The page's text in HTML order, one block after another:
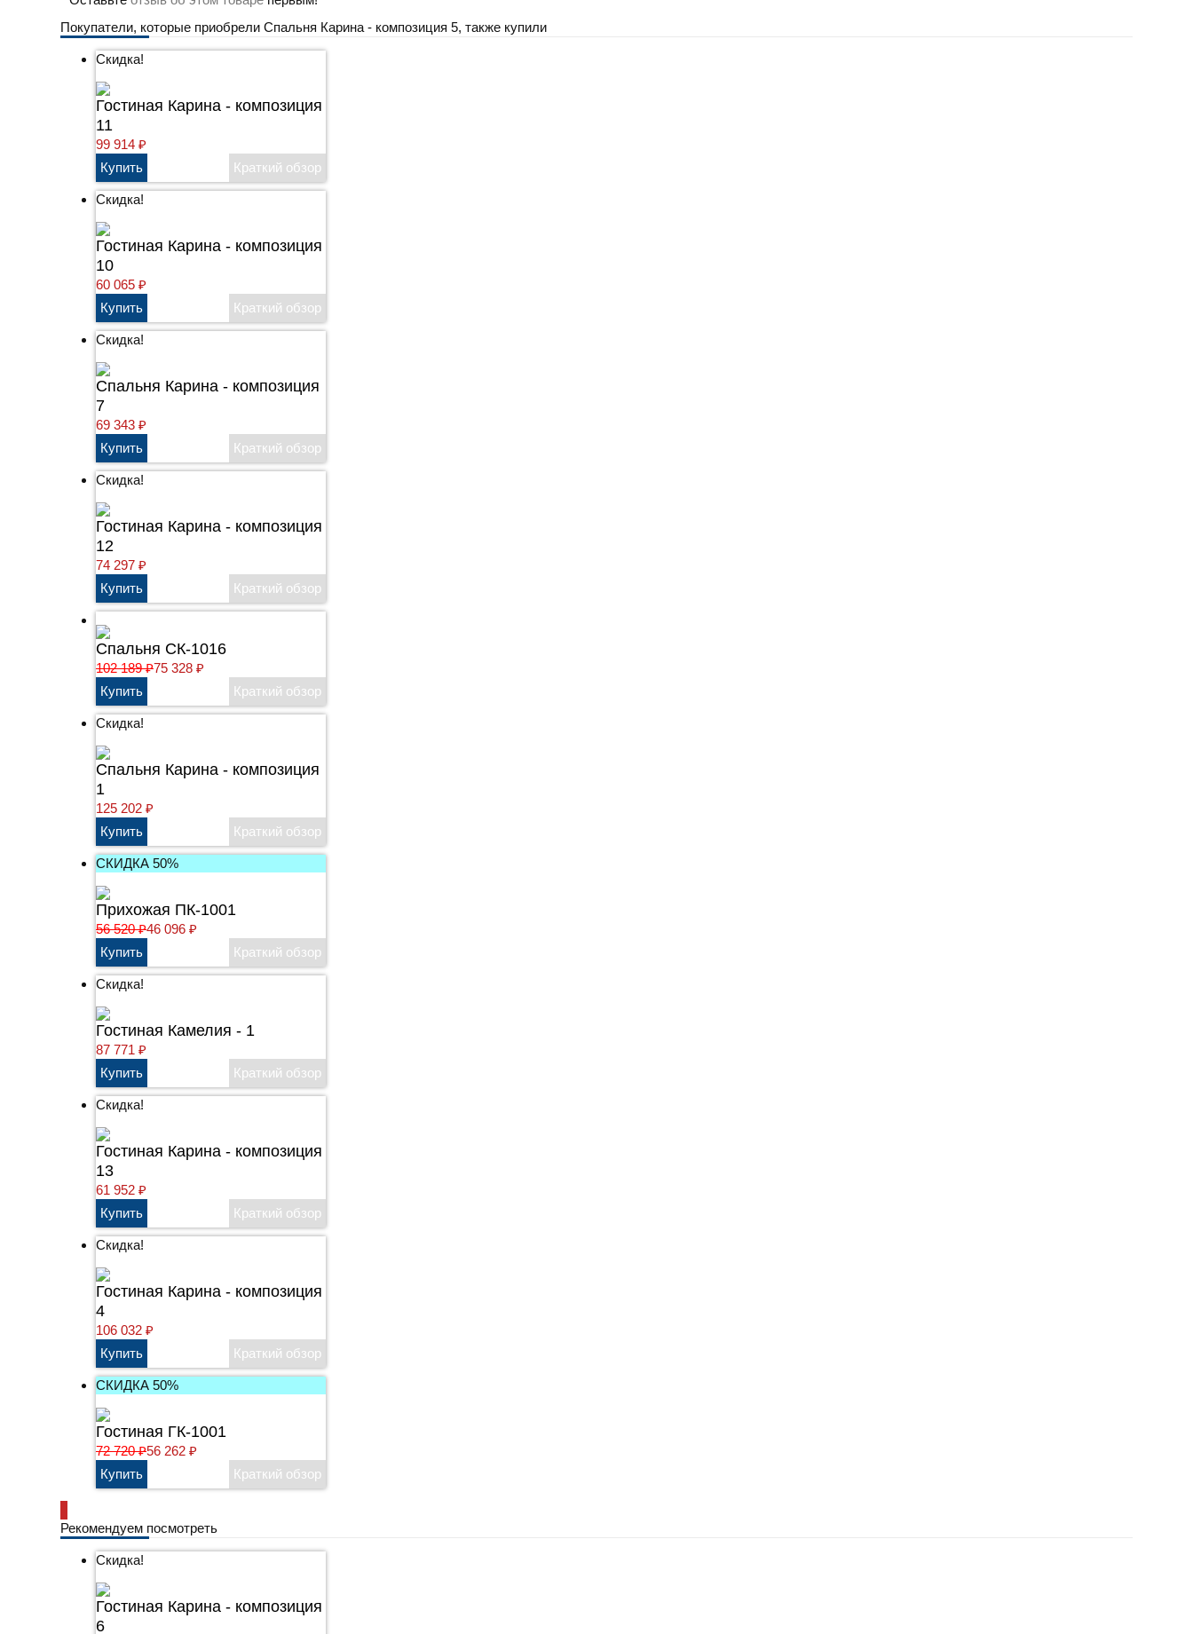
Покупатели, которые приобрели Cпальня Карина - композиция 5, также купили
Скидка!
Гостиная Карина - композиция
11
99 914 ₽
Скидка!
Гостиная Карина - композиция
10
60 065 ₽
Скидка!
Cпальня Карина - композиция
7
69 343 ₽
Скидка!
Гостиная Карина - композиция
12
74 297 ₽
Спальня СК-1016
102 189₽75 328 ₽
Скидка!
Cпальня Карина - композиция
1
125 202 ₽
СКИДКА 50%
Прихожая ПК-1001
56 520₽46 096 ₽
Скидка!
Гостиная Камелия - 1
87 771 ₽
Скидка!
Гостиная Карина - композиция
13
61 952 ₽
Скидка!
Гостиная Карина - композиция
4
106 032 ₽
СКИДКА 50%
Гостиная ГК-1001
72 720₽56 262 ₽
Рекомендуем посмотреть
Скидка!
Гостиная Карина - композиция
6